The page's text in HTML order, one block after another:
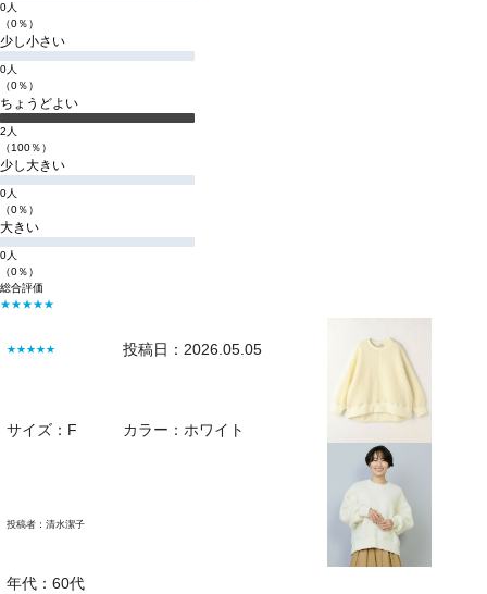
0人
（0％）
少し小さい
0人
（0％）
ちょうどよい
2人
（100％）
少し大きい
0人
（0％）
大きい
0人
（0％）
総合評価
★★★★★
★★★★★ 投稿日：2026.05.05
サイズ：F カラー：ホワイト
投稿者：清水潔子
年代：60代